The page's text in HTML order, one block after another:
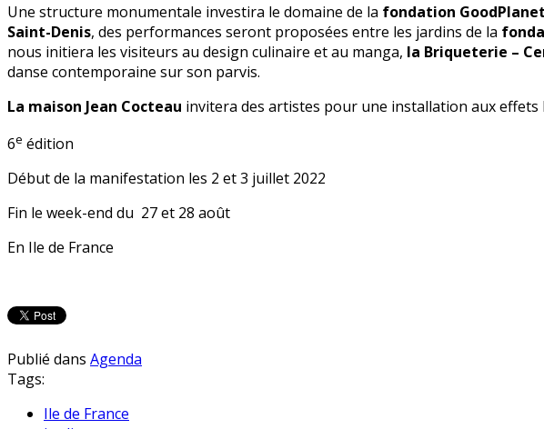
Une structure monumentale investira le domaine de la fondation GoodPlanet
Saint-Denis, des performances seront proposées entre les jardins de la
nous initiera les visiteurs au design culinaire et au manga, la Briqueterie –
danse contemporaine sur son parvis.
La maison Jean Cocteau invitera des artistes pour une installation aux
6e édition
Début de la manifestation les 2 et 3 juillet 2022
Fin le week-end du 27 et 28 août
En Ile de France
Publié dans Agenda
Tags:
Ile de France